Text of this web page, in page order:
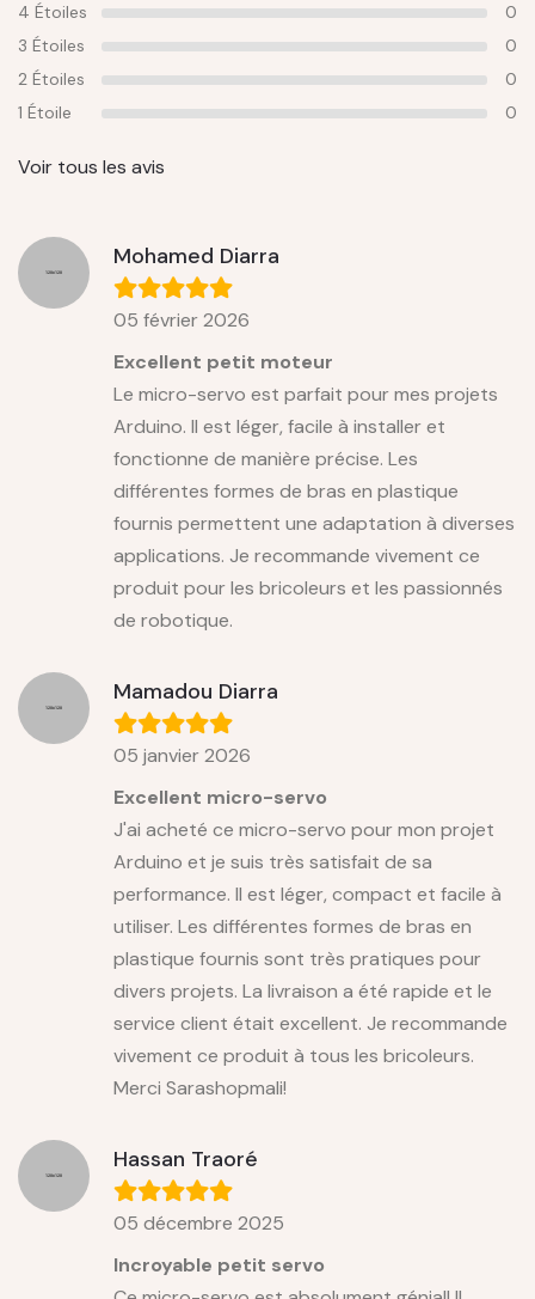
4 Étoiles
0
3 Étoiles
0
2 Étoiles
0
1 Étoile
0
Voir tous les avis
Mohamed Diarra
05 février 2026
Excellent petit moteur
Le micro-servo est parfait pour mes projets
Arduino. Il est léger, facile à installer et
fonctionne de manière précise. Les
différentes formes de bras en plastique
fournis permettent une adaptation à diverses
applications. Je recommande vivement ce
produit pour les bricoleurs et les passionnés
de robotique.
Mamadou Diarra
05 janvier 2026
Excellent micro-servo
J'ai acheté ce micro-servo pour mon projet
Arduino et je suis très satisfait de sa
performance. Il est léger, compact et facile à
utiliser. Les différentes formes de bras en
plastique fournis sont très pratiques pour
divers projets. La livraison a été rapide et le
service client était excellent. Je recommande
vivement ce produit à tous les bricoleurs.
Merci Sarashopmali!
Hassan Traoré
05 décembre 2025
Incroyable petit servo